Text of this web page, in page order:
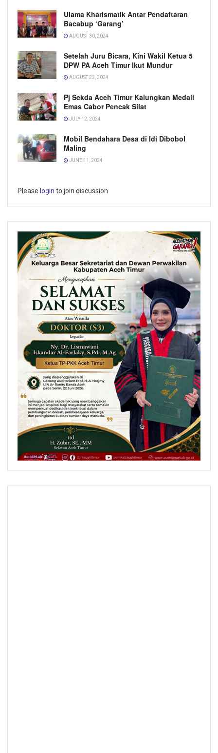
Ulama Kharismatik Antar Pendaftaran
Bacabup ‘Garang’
AUGUST 30, 2024
Setelah Juru Bicara, Kini Wakil Ketua 5
DPW PA Aceh Timur Ikut Mundur
AUGUST 22, 2024
Pj Sekda Aceh Timur Kalungkan Medali
Emas Cabor Pencak Silat
JULY 12, 2024
Mobil Bendahara Desa di Idi Dibobol
Maling
JUNE 11, 2024
Please login to join discussion